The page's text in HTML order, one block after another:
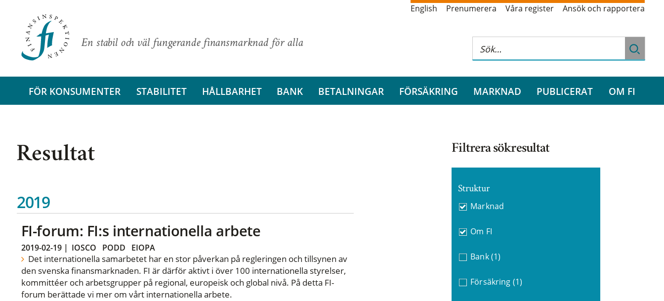
En stabil och väl fungerande finansmarknad för alla
English Prenumerera Våra register Ansök och rapportera
FÖR KONSUMENTER STABILITET HÅLLBARHET BANK BETALNINGAR FÖRSÄKRING MARKNAD PUBLICERAT OM FI
Resultat
2019
FI-forum: FI:s internationella arbete
2019-02-19| IOSCO PODD EIOPA
Det internationella samarbetet har en stor påverkan på regleringen och tillsynen av
den svenska finansmarknaden. FI är därför aktivt i över 100 internationella styrelser,
kommittéer och arbetsgrupper på regional, europeisk och global nivå. På detta FI-
forum berättade vi mer om vårt internationella arbete.
Filtrera sökresultat
Struktur
Marknad
Om FI
Bank (1)
Försäkring (1)